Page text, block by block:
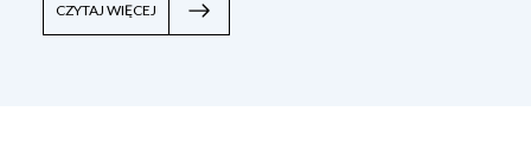
CZYTAJ WIĘCEJ